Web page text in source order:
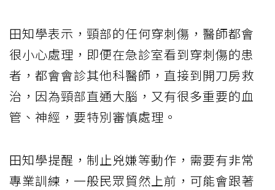
田知學表示，頸部的任何穿刺傷，醫師都會
很小心處理，即便在急診室看到穿刺傷的患
者，都會會診其他科醫師，直接到開刀房救
治，因為頸部直通大腦，又有很多重要的血
管、神經，要特別審慎處理。
田知學提醒，制止兇嫌等動作，需要有非常
專業訓練，一般民眾貿然上前，可能會跟著